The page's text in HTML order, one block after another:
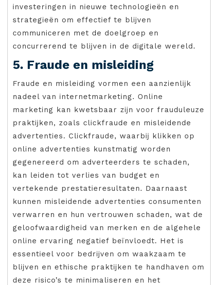
investeringen in nieuwe technologieën en
strategieën om effectief te blijven
communiceren met de doelgroep en
concurrerend te blijven in de digitale wereld.
5. Fraude en misleiding
Fraude en misleiding vormen een aanzienlijk
nadeel van internetmarketing. Online
marketing kan kwetsbaar zijn voor frauduleuze
praktijken, zoals clickfraude en misleidende
advertenties. Clickfraude, waarbij klikken op
online advertenties kunstmatig worden
gegenereerd om adverteerders te schaden,
kan leiden tot verlies van budget en
vertekende prestatieresultaten. Daarnaast
kunnen misleidende advertenties consumenten
verwarren en hun vertrouwen schaden, wat de
geloofwaardigheid van merken en de algehele
online ervaring negatief beïnvloedt. Het is
essentieel voor bedrijven om waakzaam te
blijven en ethische praktijken te handhaven om
deze risico’s te minimaliseren en het